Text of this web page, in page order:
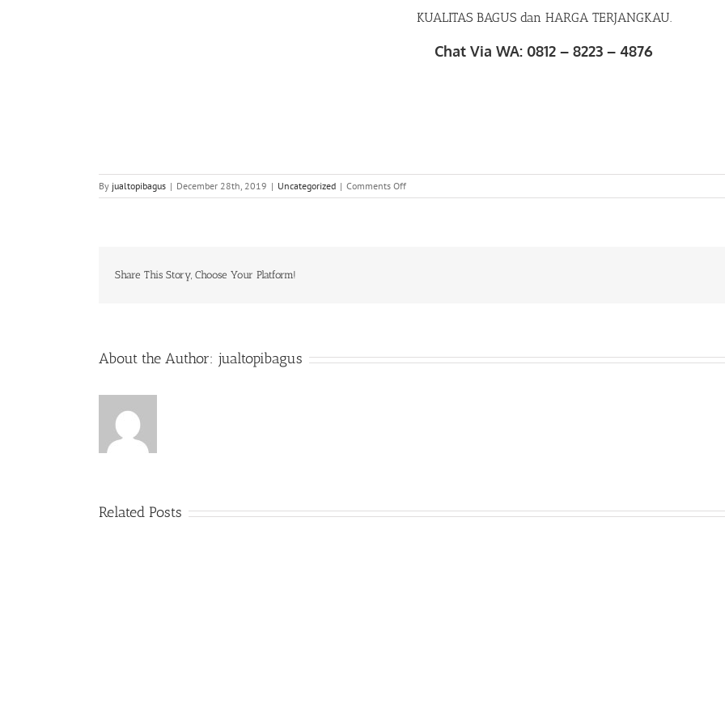
KUALITAS BAGUS dan HARGA TERJANGKAU.
Chat Via WA: 0812 – 8223 – 4876
By jualtopibagus | December 28th, 2019 | Uncategorized | Comments Offon
WA
Share This Story, Choose Your Platform!
About the Author: jualtopibagus
Related Posts